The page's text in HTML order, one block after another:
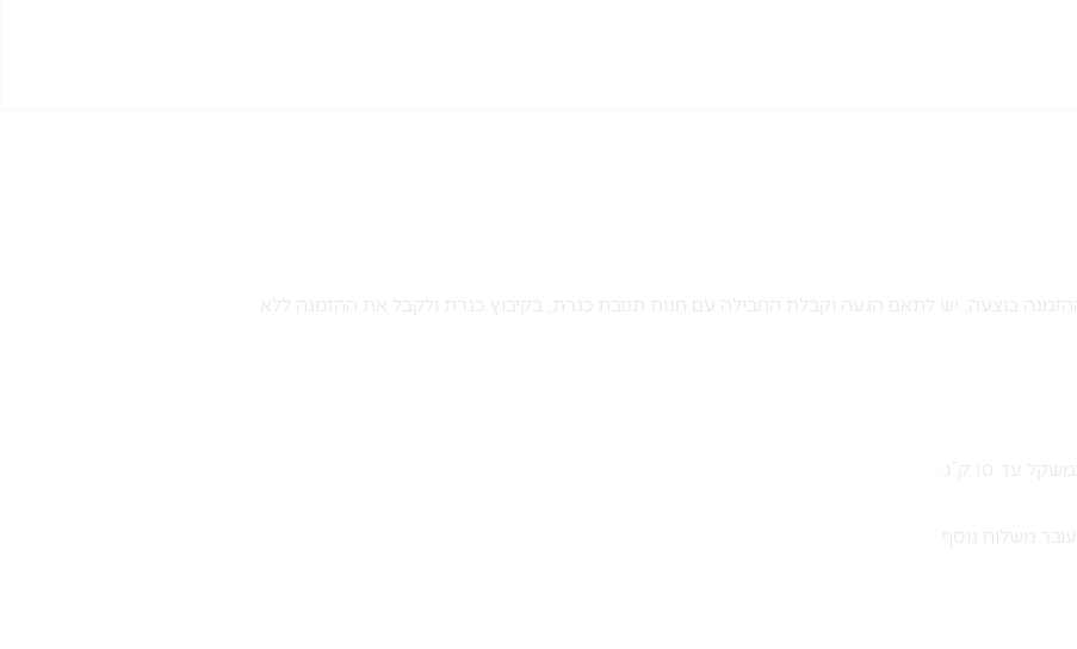
בוצעה, יש לתאם הגעה וקבלת החבילה עם חנות תנובת כנרת, בקיבוץ כנרת ולקבל את ההזמנה ללא
משלוח נוסף.